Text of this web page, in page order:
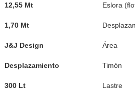
12,55 Mt Eslora
1,70 Mt
J&J Design Área
Desplazamiento Timón
300 Lt Lastre